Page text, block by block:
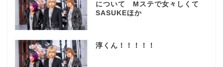
について Mステで女々しくて
SASUKEほか
淳くん！！！！！